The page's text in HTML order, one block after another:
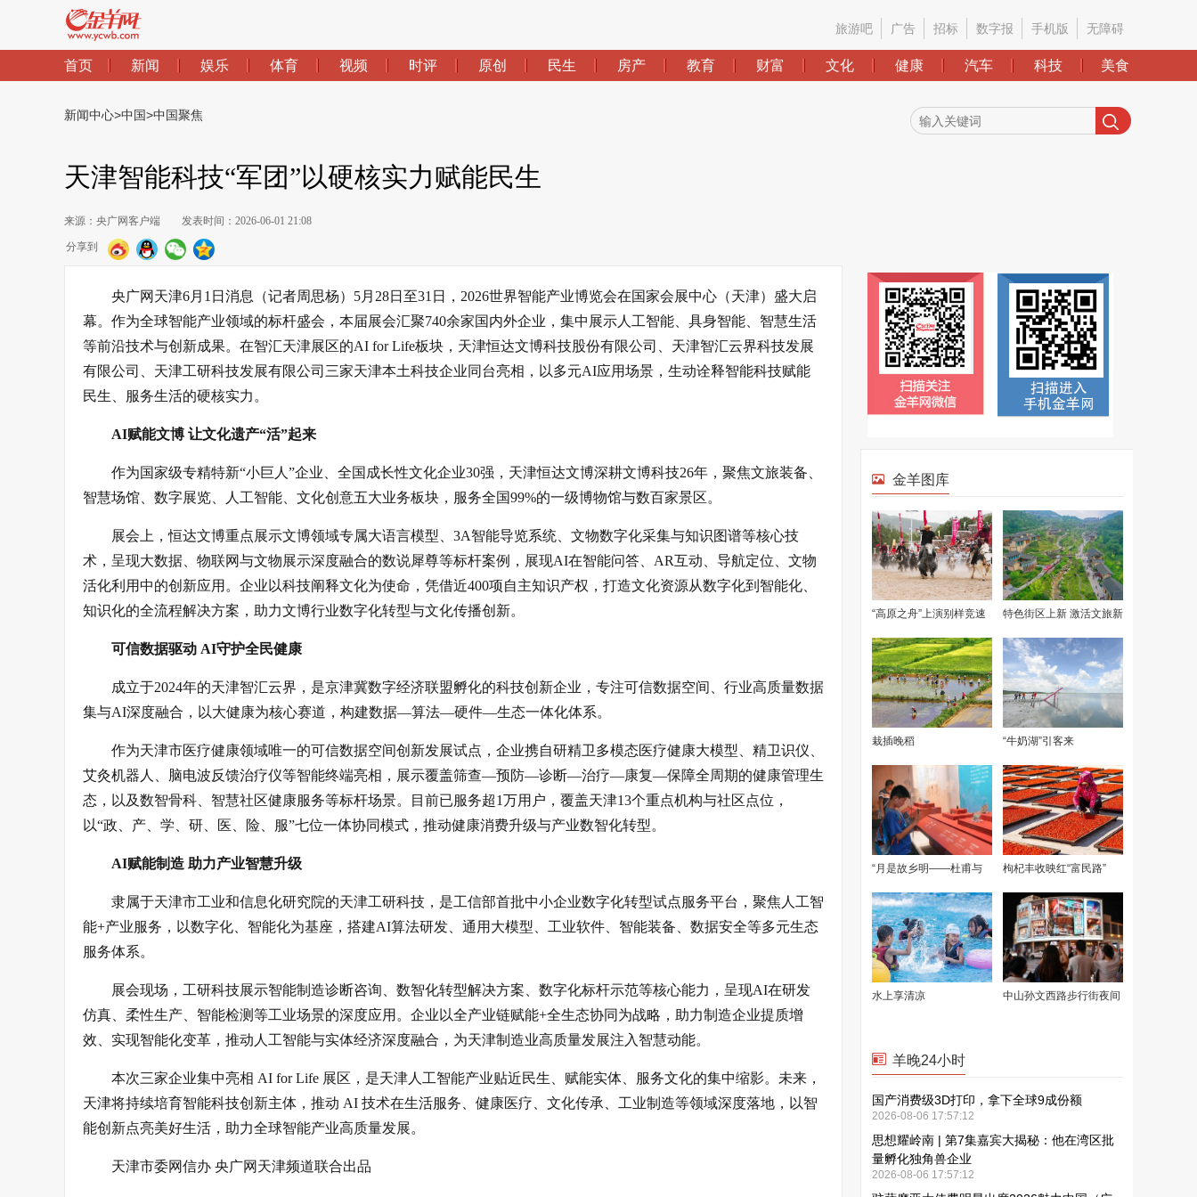
旅游吧 广告 招标 数字报 手机版 无障碍
首页 新闻 娱乐 体育 视频 时评 原创 民生 房产 教育 财富 文化 健康 汽车 科技 美食
新闻中心>中国>中国聚焦
天津智能科技“军团”以硬核实力赋能民生
来源：央广网客户端 发表时间：2026-06-01 21:08
分享到
央广网天津6月1日消息（记者周思杨）5月28日至31日，2026世界智能产业博览会在国家会展中心（天津）盛大启
幕。作为全球智能产业领域的标杆盛会，本届展会汇聚740余家国内外企业，集中展示人工智能、具身智能、智慧生活
等前沿技术与创新成果。在智汇天津展区的AI for Life板块，天津恒达文博科技股份有限公司、天津智汇云界科技发展
有限公司、天津工研科技发展有限公司三家天津本土科技企业同台亮相，以多元AI应用场景，生动诠释智能科技赋能
民生、服务生活的硬核实力。
AI赋能文博 让文化遗产“活”起来
作为国家级专精特新“小巨人”企业、全国成长性文化企业30强，天津恒达文博深耕文博科技26年，聚焦文旅装备、
智慧场馆、数字展览、人工智能、文化创意五大业务板块，服务全国99%的一级博物馆与数百家景区。
展会上，恒达文博重点展示文博领域专属大语言模型、3A智能导览系统、文物数字化采集与知识图谱等核心技
术，呈现大数据、物联网与文物展示深度融合的数说犀尊等标杆案例，展现AI在智能问答、AR互动、导航定位、文物
活化利用中的创新应用。企业以科技阐释文化为使命，凭借近400项自主知识产权，打造文化资源从数字化到智能化、
知识化的全流程解决方案，助力文博行业数字化转型与文化传播创新。
可信数据驱动 AI守护全民健康
成立于2024年的天津智汇云界，是京津冀数字经济联盟孵化的科技创新企业，专注可信数据空间、行业高质量数据
集与AI深度融合，以大健康为核心赛道，构建数据—算法—硬件—生态一体化体系。
作为天津市医疗健康领域唯一的可信数据空间创新发展试点，企业携自研精卫多模态医疗健康大模型、精卫识仪、
艾灸机器人、脑电波反馈治疗仪等智能终端亮相，展示覆盖筛查—预防—诊断—治疗—康复—保障全周期的健康管理生
态，以及数智骨科、智慧社区健康服务等标杆场景。目前已服务超1万用户，覆盖天津13个重点机构与社区点位，
以“政、产、学、研、医、险、服”七位一体协同模式，推动健康消费升级与产业数智化转型。
AI赋能制造 助力产业智慧升级
隶属于天津市工业和信息化研究院的天津工研科技，是工信部首批中小企业数字化转型试点服务平台，聚焦人工智
能+产业服务，以数字化、智能化为基座，搭建AI算法研发、通用大模型、工业软件、智能装备、数据安全等多元生态
服务体系。
展会现场，工研科技展示智能制造诊断咨询、数智化转型解决方案、数字化标杆示范等核心能力，呈现AI在研发
仿真、柔性生产、智能检测等工业场景的深度应用。企业以全产业链赋能+全生态协同为战略，助力制造企业提质增
效、实现智能化变革，推动人工智能与实体经济深度融合，为天津制造业高质量发展注入智慧动能。
本次三家企业集中亮相 AI for Life 展区，是天津人工智能产业贴近民生、赋能实体、服务文化的集中缩影。未来，
天津将持续培育智能科技创新主体，推动 AI 技术在生活服务、健康医疗、文化传承、工业制造等领域深度落地，以智
能创新点亮美好生活，助力全球智能产业高质量发展。
天津市委网信办 央广网天津频道联合出品